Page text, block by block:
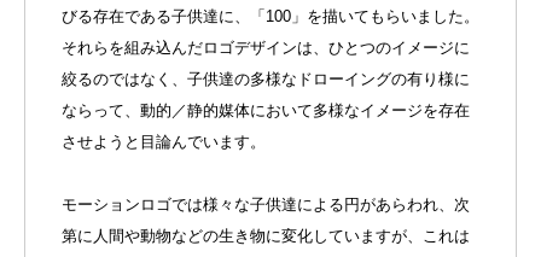
びる存在である子供達に、「100」を描いてもらいました。
それらを組み込んだロゴデザインは、ひとつのイメージに
絞るのではなく、子供達の多様なドローイングの有り様に
ならって、動的／静的媒体において多様なイメージを存在
させようと目論んでいます。
モーションロゴでは様々な子供達による円があらわれ、次
第に人間や動物などの生き物に変化していますが、これは